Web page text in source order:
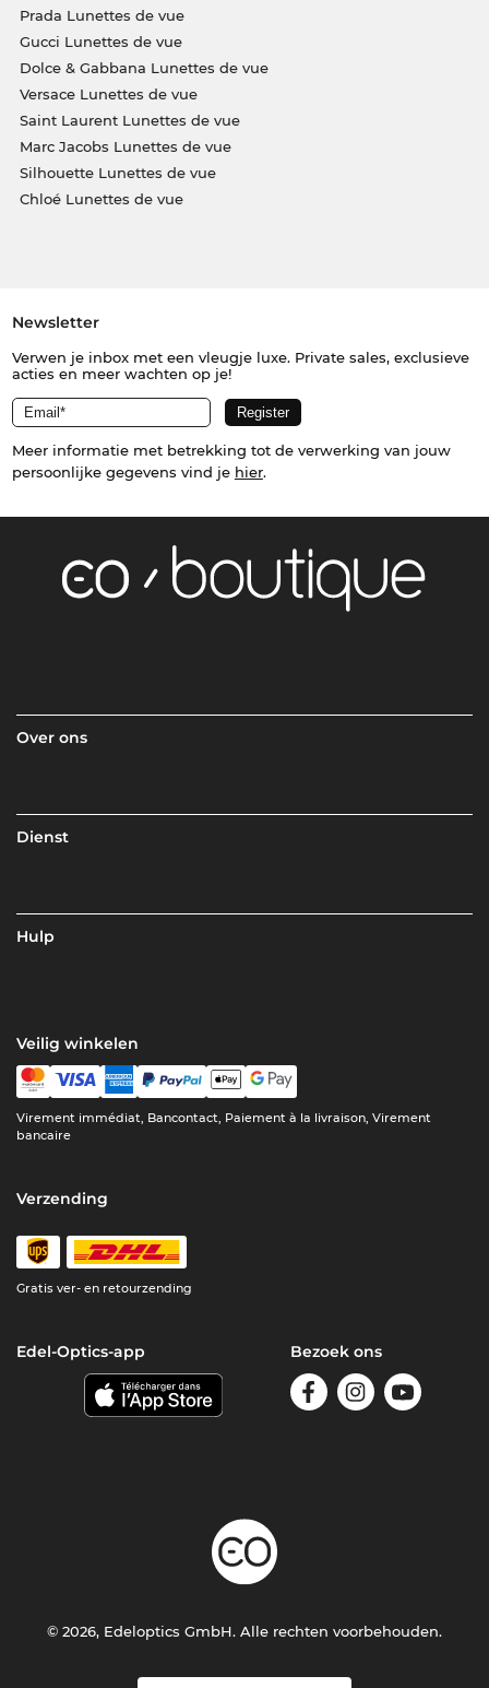
Prada Lunettes de vue
Gucci Lunettes de vue
Dolce & Gabbana Lunettes de vue
Versace Lunettes de vue
Saint Laurent Lunettes de vue
Marc Jacobs Lunettes de vue
Silhouette Lunettes de vue
Chloé Lunettes de vue
Newsletter
Verwen je inbox met een vleugje luxe. Private sales, exclusieve
acties en meer wachten op je!
Meer informatie met betrekking tot de verwerking van jouw
persoonlijke gegevens vind je hier.
Over ons
Dienst
Hulp
Veilig winkelen
Virement immédiat, Bancontact, Paiement à la livraison, Virement
bancaire
Verzending
Gratis ver- en retourzending
Edel-Optics-app Bezoek ons
© 2026, Edeloptics GmbH. Alle rechten voorbehouden.